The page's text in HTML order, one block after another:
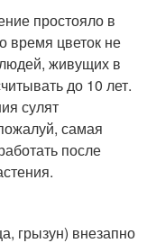
простояло в
время цветок не
людей, живущих в
до 10 лет.
сулят
самая
после
грызун) внезапно